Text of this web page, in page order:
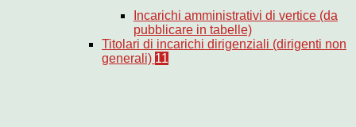
Incarichi amministrativi di vertice (da
pubblicare in tabelle)
Titolari di incarichi dirigenziali (dirigenti non
generali) 11